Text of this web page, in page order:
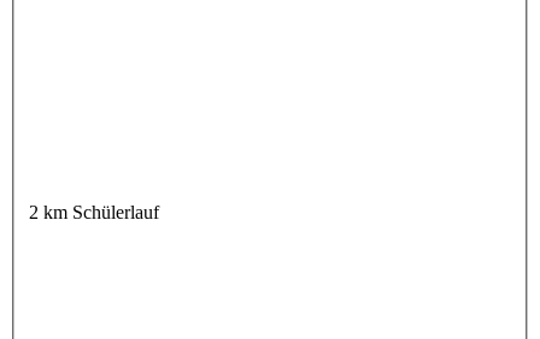
2 km Schülerlauf